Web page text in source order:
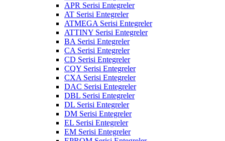
APR Serisi Entegreler
AT Serisi Entegreler
ATMEGA Serisi Entegreler
ATTINY Serisi Entegreler
BA Serisi Entegreler
CA Serisi Entegreler
CD Serisi Entegreler
CQY Serisi Entegreler
CXA Serisi Entegreler
DAC Serisi Entegreler
DBL Serisi Entegreler
DL Serisi Entegreler
DM Serisi Entegreler
EL Serisi Entegreler
EM Serisi Entegreler